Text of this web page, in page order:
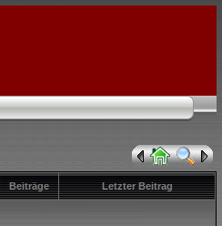
Beiträge Letzter Beitrag